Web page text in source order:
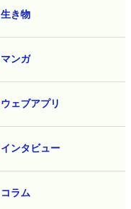
生き物
マンガ
ウェブアプリ
インタビュー
コラム